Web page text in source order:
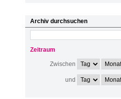
Archiv durchsuchen
Zeitraum
Zwischen
und